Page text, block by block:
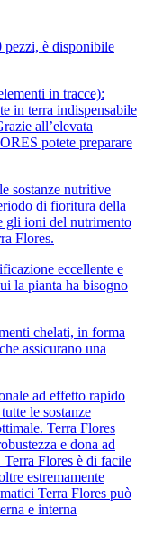
pezzi, è disponibile
in tracce):
in terra indispensabile
all’elevata
potete preparare
sostanze nutritive
di fioritura della
gli ioni del nutrimento
Flores.
eccellente e
la pianta ha bisogno
chelati, in forma
assicurano una
ad effetto rapido
le sostanze
Terra Flores
e dona ad
Flores è di facile
estremamente
Terra Flores può
e interna